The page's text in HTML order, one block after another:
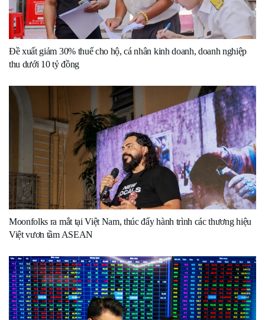
Đề xuất giảm 30% thuế cho hộ, cá nhân kinh doanh, doanh nghiệp
thu dưới 10 tỷ đồng
Moonfolks ra mắt tại Việt Nam, thúc đẩy hành trình các thương hiệu
Việt vươn tầm ASEAN